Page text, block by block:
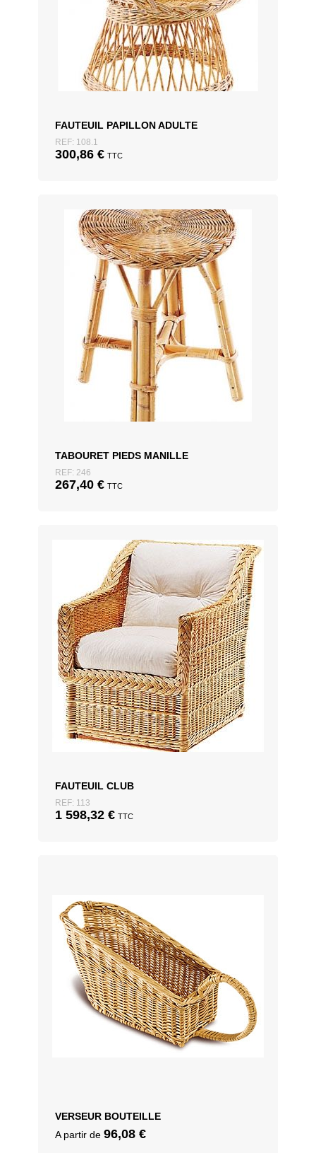
FAUTEUIL PAPILLON ADULTE
REF: 108.1
300,86 € TTC
TABOURET PIEDS MANILLE
REF: 246
267,40 € TTC
FAUTEUIL CLUB
REF: 113
1 598,32 € TTC
VERSEUR BOUTEILLE
A partir de 96,08 €